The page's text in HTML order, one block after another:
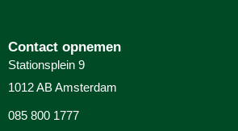
Contact opnemen
Stationsplein 9
1012 AB Amsterdam
085 800 1777